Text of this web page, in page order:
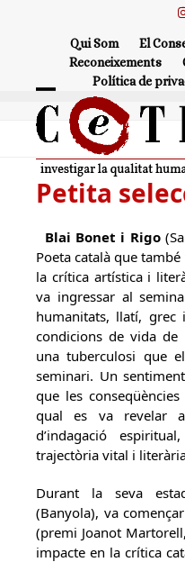
Qui Som El
Reconeixements
Política de
Open
mobile
menu
Close
mobile
menu
Petita
Blai Bonet i Rigo
Poeta català que
la crítica artística i
va ingressar al
humanitats, llatí,
condicions de vida
una tuberculosi que
seminari. Un
que les
qual es va revelar
d’indagació
trajectòria vital i
Durant la seva
(Banyola), va
(premi Joanot
impacte en la crítica